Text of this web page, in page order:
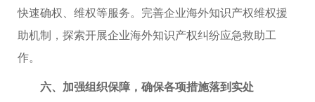
快速确权、维权等服务。完善企业海外知识产权维权援
助机制，探索开展企业海外知识产权纠纷应急救助工
作。
六、加强组织保障，确保各项措施落到实处